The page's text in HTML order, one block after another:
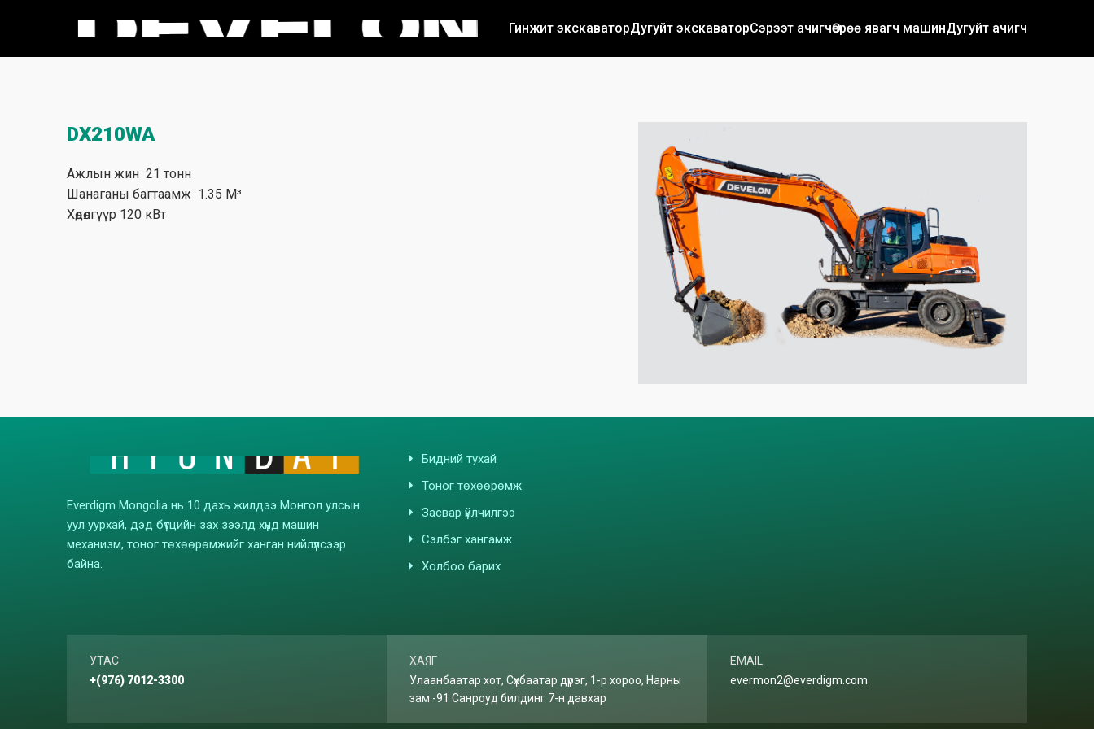
Гинжит экскаваторДугуйт экскаваторСэрээт ачигчӨөрөө явагч машинДугуйт ачигч
DX210WA
Ажлын жин 21 тонн
Шанаганы багтаамж 1.35 М³
Хөдөлгүүр 120 кВт
Everdigm Mongolia нь 10 дахь жилдээ Монгол улсын
уул уурхай, дэд бүтцийн зах зээлд хүнд машин
механизм, тоног төхөөрөмжийг ханган нийлүүлсээр
байна.
Бидний тухай
Тоног төхөөрөмж
Засвар үйлчилгээ
Сэлбэг хангамж
Холбоо барих
УТАС
+(976) 7012-3300
ХАЯГ
Улаанбаатар хот, Сүхбаатар дүүрэг, 1-р хороо, Нарны
зам -91 Санроуд билдинг 7-н давхар
EMAIL
evermon2@everdigm.com